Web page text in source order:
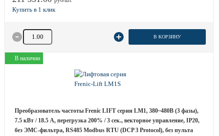
Количество товара В КОРЗИНУ
В наличии
Преобразователь частоты Frenic LIFT серии LM1, 380~480B (3 фазы),
7.5 кВт / 18.5 A, перегрузка 200% / 3 сек., векторное управление, IP20,
без ЭМС-фильтра, RS485 Modbus RTU (DCP 3 Protocol), без пульта